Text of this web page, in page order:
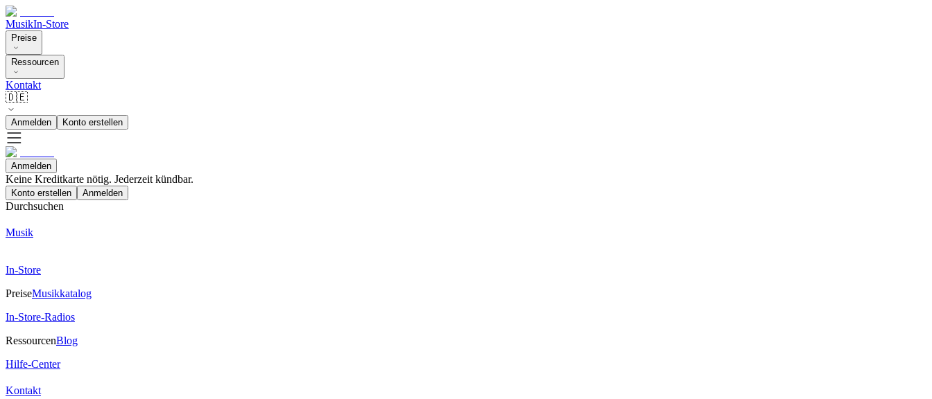
MusikIn-Store
Preise
Ressourcen
Kontakt
🇩🇪
Anmelden Konto erstellen
Anmelden
Keine Kreditkarte nötig. Jederzeit kündbar.
Konto erstellen Anmelden
Durchsuchen
Musik
In-Store
PreiseMusikkatalog
In-Store-Radios
RessourcenBlog
Hilfe-Center
Kontakt